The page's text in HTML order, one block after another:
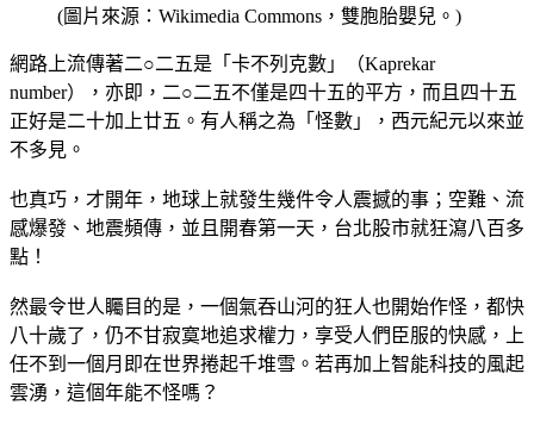
(圖片來源：Wikimedia Commons，雙胞胎嬰兒。)
網路上流傳著二○二五是「卡不列克數」（Kaprekar
number），亦即，二○二五不僅是四十五的平方，而且四十五
正好是二十加上廿五。有人稱之為「怪數」，西元紀元以來並
不多見。
也真巧，才開年，地球上就發生幾件令人震撼的事；空難、流
感爆發、地震頻傳，並且開春第一天，台北股市就狂瀉八百多
點！
然最令世人矚目的是，一個氣吞山河的狂人也開始作怪，都快
八十歲了，仍不甘寂寞地追求權力，享受人們臣服的快感，上
任不到一個月即在世界捲起千堆雪。若再加上智能科技的風起
雲湧，這個年能不怪嗎？